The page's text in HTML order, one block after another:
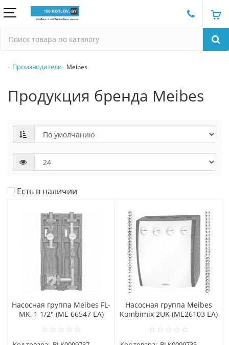
Производители Meibes
Продукция бренда Meibes
Есть в наличии
Насосная группа Meibes FL-
МK, 1 1/2" (МЕ 66547 ЕА)
Насосная группа Meibes
Kombimix 2UK (МЕ26103 ЕА)